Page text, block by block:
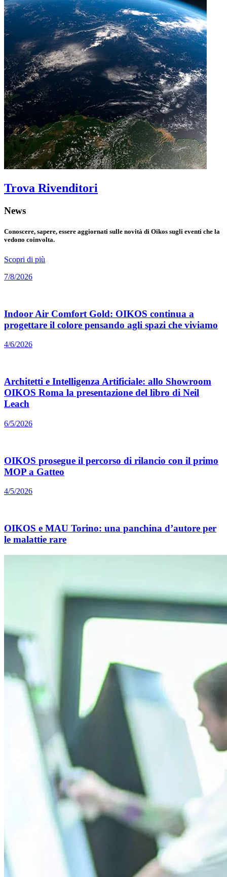
Trova Rivenditori
News
Conoscere, sapere, essere aggiornati sulle novità di Oikos sugli eventi che la
vedono coinvolta.
Scopri di più
7/8/2026
Indoor Air Comfort Gold: OIKOS continua a
progettare il colore pensando agli spazi che viviamo
4/6/2026
Architetti e Intelligenza Artificiale: allo Showroom
OIKOS Roma la presentazione del libro di Neil
Leach
6/5/2026
OIKOS prosegue il percorso di rilancio con il primo
MOP a Gatteo
4/5/2026
OIKOS e MAU Torino: una panchina d’autore per
le malattie rare